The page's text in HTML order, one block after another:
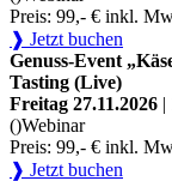
Preis: 99,- € inkl.
❱ Jetzt buchen
Genuss-Event
Tasting (Live)
Freitag 27.11.2026 |
()Webinar
Preis: 99,- € inkl.
❱ Jetzt buchen